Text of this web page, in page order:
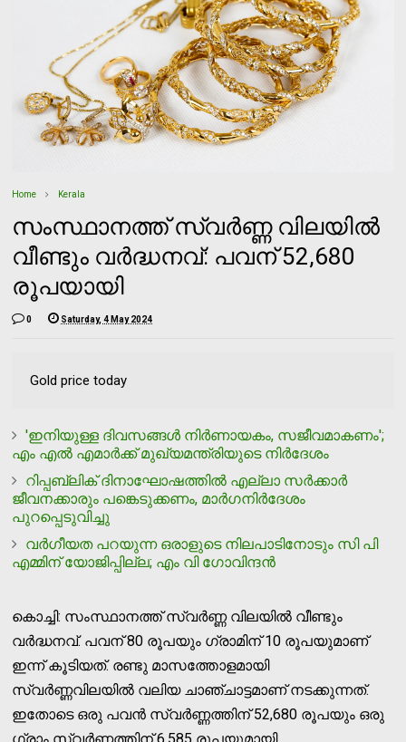
Home Kerala
സംസ്ഥാനത്ത് സ്വര്‍ണ്ണ വിലയില്‍
വീണ്ടും വര്‍ദ്ധനവ്: പവന് 52,680
രൂപയായി
0 Saturday, 4 May 2024
Gold price today
'ഇനിയുള്ള ദിവസങ്ങൾ നിർണായകം, സജീവമാകണം';
എം എൽ എമാർക്ക് മുഖ്യമന്ത്രിയുടെ നിർദേശം
റിപ്പബ്ലിക് ദിനാഘോഷത്തിൽ എല്ലാ സർക്കാർ
ജീവനക്കാരും പങ്കെടുക്കണം, മാർഗനിർദേശം
പുറപ്പെടുവിച്ചു
വർഗീയത പറയുന്ന ഒരാളുടെ നിലപാടിനോടും സി പി
എമ്മിന് യോജിപ്പില്ല; എം വി ഗോവിന്ദൻ
കൊച്ചി: സംസ്ഥാനത്ത് സ്വര്‍ണ്ണ വിലയില്‍ വീണ്ടും
വര്‍ദ്ധനവ്. പവന് 80 രൂപയും ഗ്രാമിന് 10 രൂപയുമാണ്
ഇന്ന് കൂടിയത്. രണ്ടു മാസത്തോളമായി
സ്വര്‍ണ്ണവിലയില്‍ വലിയ ചാഞ്ചാട്ടമാണ് നടക്കുന്നത്.
ഇതോടെ ഒരു പവന്‍ സ്വര്‍ണ്ണത്തിന് 52,680 രൂപയും ഒരു